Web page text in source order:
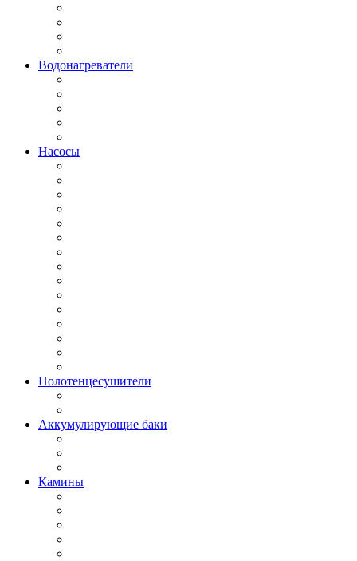
Водонагреватели
Насосы
Полотенцесушители
Аккумулирующие баки
Камины